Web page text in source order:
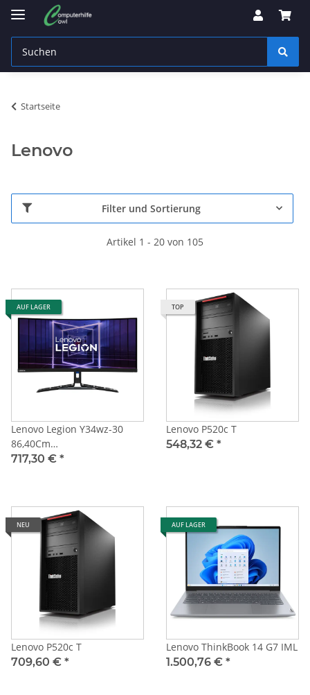
Startseite
Lenovo
Filter und Sortierung
Artikel 1 - 20 von 105
AUF LAGER
Lenovo Legion Y34wz-30
86,40Cm
Led,2Xhdmi,Displayport,Usb-
717,30 € *
TOP
Lenovo P520c T
548,32 € *
NEU
Lenovo P520c T
709,60 € *
AUF LAGER
Lenovo ThinkBook 14 G7 IML
1.500,76 € *